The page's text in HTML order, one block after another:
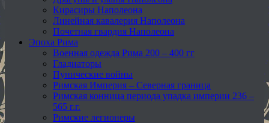
Кирасиры Наполеона
Линейная кавалерия Наполеона
Почетная гвардия Наполеона
Эпоха Рима
Военная одежда Рима 200 – 400 гг
Гладиаторы
Пунические войны
Римская Империя – Северная граница
Римская конница периода упадка империи 236 –
565 г.г.
Римские легионеры